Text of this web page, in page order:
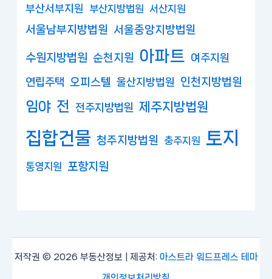
부산서부지원 부산지방법원 서산지원
서울남부지방법원 서울중앙지방법원
수원지방법원 순천지원 아파트 여주지원
연립주택 오피스텔 울산지방법원 인천지방법원
임야 전 전주지방법원 제주지방법원
집합건물 청주지방법원 충주지원 토지
통영지원 포항지원
저작권 © 2026 부동산정보 | 제공처: 아스트라 워드프레스 테마